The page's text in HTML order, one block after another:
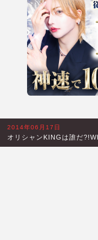
2014年06月17日
オリシャンKINGは誰だ